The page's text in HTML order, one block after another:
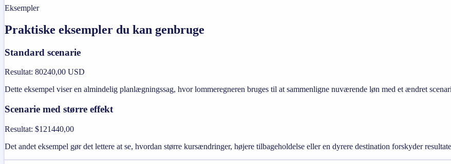
Eksempler
Praktiske eksempler du kan genbruge
Standard scenarie
Resultat: 80240,00 USD
Dette eksempel viser en almindelig planlægningssag, hvor lommeregneren bruges til at sammenligne nuværende løn med et ændret
Scenarie med større effekt
Resultat: $121440,00
Det andet eksempel gør det lettere at se, hvordan større kursændringer, højere tilbageholdelse eller en dyrere destination forskyder